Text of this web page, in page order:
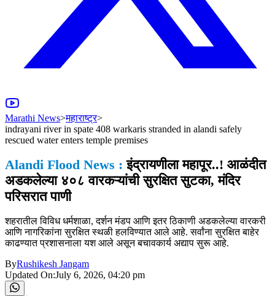
Marathi News>महाराष्ट्र>
indrayani river in spate 408 warkaris stranded in alandi safely
rescued water enters temple premises
Alandi Flood News : इंद्रायणीला महापूर..! आळंदीत
अडकलेल्या ४०८ वारकऱ्यांची सुरक्षित सुटका, मंदिर
परिसरात पाणी
शहरातील विविध धर्मशाळा, दर्शन मंडप आणि इतर ठिकाणी अडकलेल्या वारकरी
आणि नागरिकांना सुरक्षित स्थळी हलविण्यात आले आहे. सर्वांना सुरक्षित बाहेर
काढण्यात प्रशासनाला यश आले असून बचावकार्य अद्याप सुरू आहे.
ByRushikesh Jangam
Updated On:July 6, 2026, 04:20 pm